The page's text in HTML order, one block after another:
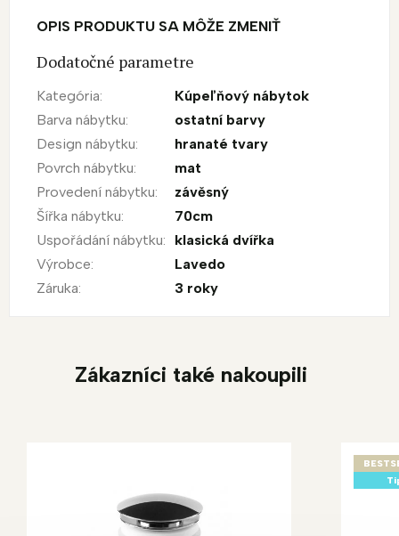
OPIS PRODUKTU SA MÔŽE ZMENIŤ
Dodatočné parametre
Kategória:
Kúpeľňový nábytok
Barva nábytku:
ostatní barvy
Design nábytku:
hranaté tvary
Povrch nábytku:
mat
Provedení nábytku:
závěsný
Šířka nábytku:
70cm
Uspořádání nábytku:
klasická dvířka
Výrobce:
Lavedo
Záruka: 3 roky
Zákazníci také nakoupili